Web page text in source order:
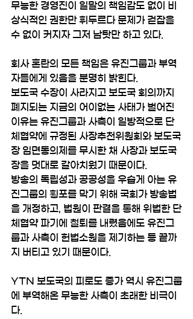
무능한 경영진이 일말의 책임감도 없이 비
상식적인 권한만 휘두르다 문제가 걷잡을
수 없이 커지자 그저 남탓만 하고 있다.
회사 혼란의 모든 책임은 유진그룹과 부역
자들에게 있음을 분명히 밝힌다.
보도국 수장이 사라지고 보도국 회의까지
폐지되는 지금의 어이없는 사태가 벌어진
이유는 유진그룹과 사측이 일방적으로 단
체협약에 규정된 사장추천위원회와 보도국
장 임면동의제를 무시한 채 사장과 보도국
장을 멋대로 갈아치웠기 때문이다.
방송의 독립성과 공공성을 우습게 아는 유
진그룹의 횡포를 막기 위해 국회가 방송법
을 개정하고, 법원이 판결을 통해 위법한 단
체협약 파기에 철퇴를 내렸음에도 유진그
룹과 사측이 헌법소원을 제기하는 등 끝까
지 버티고 있기 때문이다.
YTN 보도국의 피로도 증가 역시 유진그룹
에 부역해온 무능한 사측이 초래한 비극이
다.